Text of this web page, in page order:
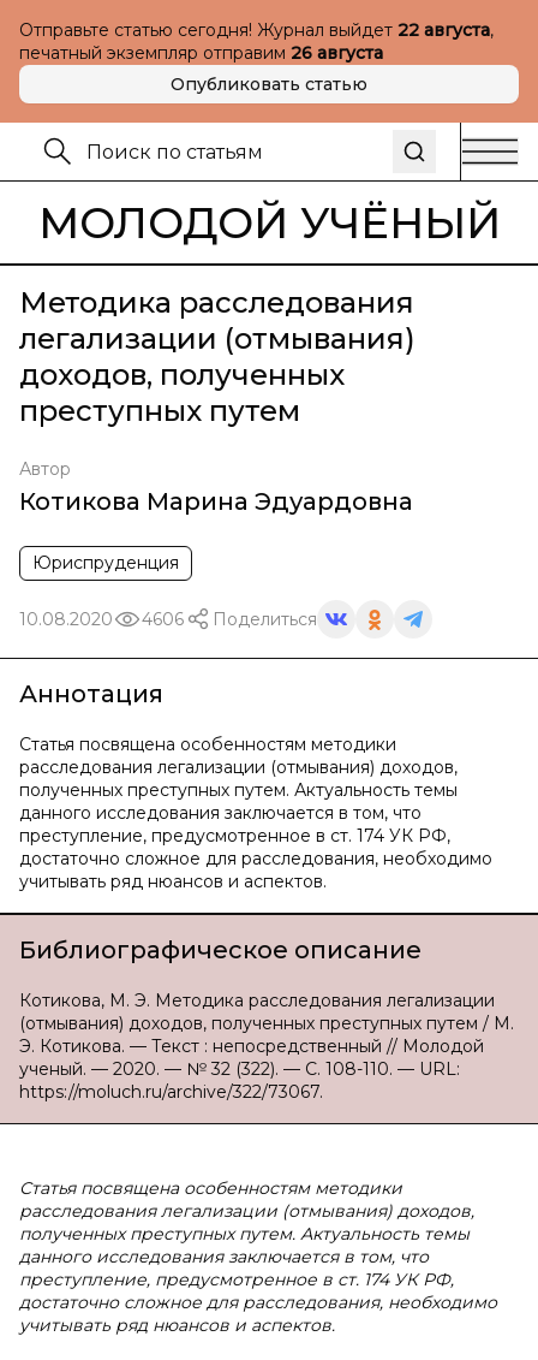
Отправьте статью сегодня! Журнал выйдет 22 августа,
печатный экземпляр отправим 26 августа
Опубликовать статью
МОЛОДОЙ УЧЁНЫЙ
Методика расследования
легализации (отмывания)
доходов, полученных
преступных путем
Автор
Котикова Марина Эдуардовна
Юриспруденция
10.08.2020 4606 Поделиться
Аннотация
Статья посвящена особенностям методики
расследования легализации (отмывания) доходов,
полученных преступных путем. Актуальность темы
данного исследования заключается в том, что
преступление, предусмотренное в ст. 174 УК РФ,
достаточно сложное для расследования, необходимо
учитывать ряд нюансов и аспектов.
Библиографическое описание
Котикова, М. Э. Методика расследования легализации
(отмывания) доходов, полученных преступных путем / М.
Э. Котикова. — Текст : непосредственный // Молодой
ученый. — 2020. — № 32 (322). — С. 108-110. — URL:
https://moluch.ru/archive/322/73067.
Статья посвящена особенностям методики
расследования легализации (отмывания) доходов,
полученных преступных путем. Актуальность темы
данного исследования заключается в том, что
преступление, предусмотренное в ст. 174 УК РФ,
достаточно сложное для расследования, необходимо
учитывать ряд нюансов и аспектов.